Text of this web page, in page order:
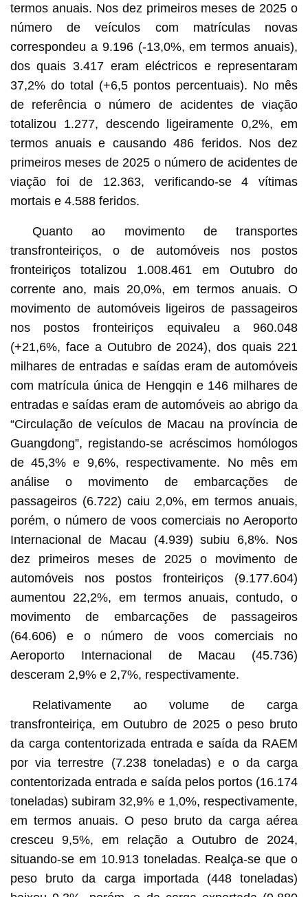
termos anuais. Nos dez primeiros meses de 2025 o
número de veículos com matrículas novas
correspondeu a 9.196 (-13,0%, em termos anuais),
dos quais 3.417 eram eléctricos e representaram
37,2% do total (+6,5 pontos percentuais). No mês
de referência o número de acidentes de viação
totalizou 1.277, descendo ligeiramente 0,2%, em
termos anuais e causando 486 feridos. Nos dez
primeiros meses de 2025 o número de acidentes de
viação foi de 12.363, verificando-se 4 vítimas
mortais e 4.588 feridos.
Quanto ao movimento de transportes
transfronteiriços, o de automóveis nos postos
fronteiriços totalizou 1.008.461 em Outubro do
corrente ano, mais 20,0%, em termos anuais. O
movimento de automóveis ligeiros de passageiros
nos postos fronteiriços equivaleu a 960.048
(+21,6%, face a Outubro de 2024), dos quais 221
milhares de entradas e saídas eram de automóveis
com matrícula única de Hengqin e 146 milhares de
entradas e saídas eram de automóveis ao abrigo da
“Circulação de veículos de Macau na província de
Guangdong”, registando-se acréscimos homólogos
de 45,3% e 9,6%, respectivamente. No mês em
análise o movimento de embarcações de
passageiros (6.722) caiu 2,0%, em termos anuais,
porém, o número de voos comerciais no Aeroporto
Internacional de Macau (4.939) subiu 6,8%. Nos
dez primeiros meses de 2025 o movimento de
automóveis nos postos fronteiriços (9.177.604)
aumentou 22,2%, em termos anuais, contudo, o
movimento de embarcações de passageiros
(64.606) e o número de voos comerciais no
Aeroporto Internacional de Macau (45.736)
desceram 2,9% e 2,7%, respectivamente.
Relativamente ao volume de carga
transfronteiriça, em Outubro de 2025 o peso bruto
da carga contentorizada entrada e saída da RAEM
por via terrestre (7.238 toneladas) e o da carga
contentorizada entrada e saída pelos portos (16.174
toneladas) subiram 32,9% e 1,0%, respectivamente,
em termos anuais. O peso bruto da carga aérea
cresceu 9,5%, em relação a Outubro de 2024,
situando-se em 10.913 toneladas. Realça-se que o
peso bruto da carga importada (448 toneladas)